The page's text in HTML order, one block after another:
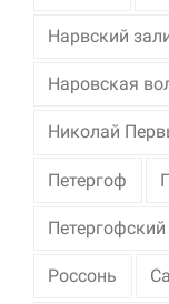
Нарвский
Наровская
Николай
Петергоф
Петергофский
Россонь